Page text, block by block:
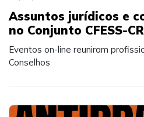
Assuntos jurídicos e
no Conjunto CFESS-
Eventos on-line reuniram
Conselhos